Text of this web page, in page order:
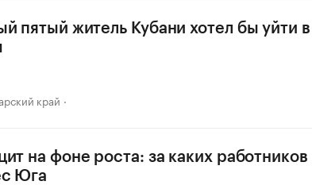
пятый житель Кубани хотел бы уйти
край
на фоне роста: за каких
Юга